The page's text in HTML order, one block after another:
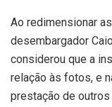
Ao redimensionar
desembargador
considerou que a
relação às fotos, e
prestação de